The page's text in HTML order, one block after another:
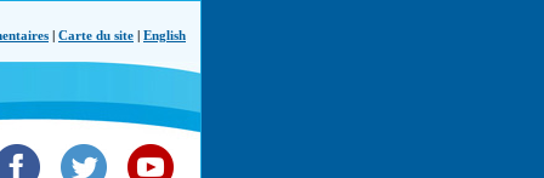
Carte du site English